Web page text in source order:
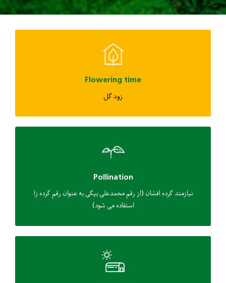
Flowering time
زود گل
Pollination
نیازمند گرده افشان (از رقم محمدعلی بیگی به عنوان رقم گرده زا
استفاده می شود)